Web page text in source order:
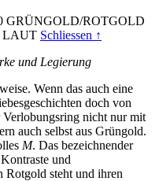
GRÜNGOLD/ROTGOLD
LAUT Schliessen ↑
und Legierung
Wenn das auch eine
doch von
Verlobungsring nicht nur mit
auch selbst aus Grüngold.
M. Das bezeichnender
und
Rotgold steht und ihren